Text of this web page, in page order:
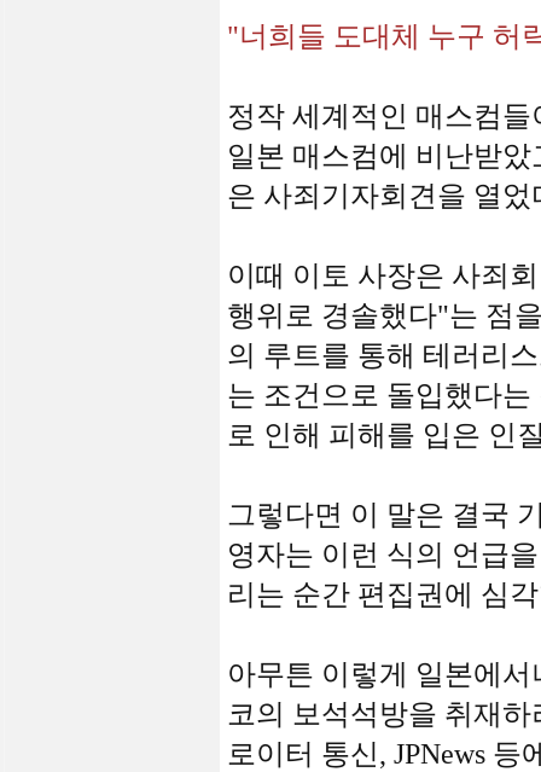
"너희들 도대체 누구 허
정작 세계적인 매스컴
일본 매스컴에 비난받
은 사죄기자회견을 열었
이때 이토 사장은 사죄
행위로 경솔했다"는 점
의 루트를 통해 테러리
는 조건으로 돌입했다
로 인해 피해를 입은 인
그렇다면 이 말은 결국
영자는 이런 식의 언급
리는 순간 편집권에 심
아무튼 이렇게 일본에
코의 보석석방을 취재
로이터 통신, JPNews